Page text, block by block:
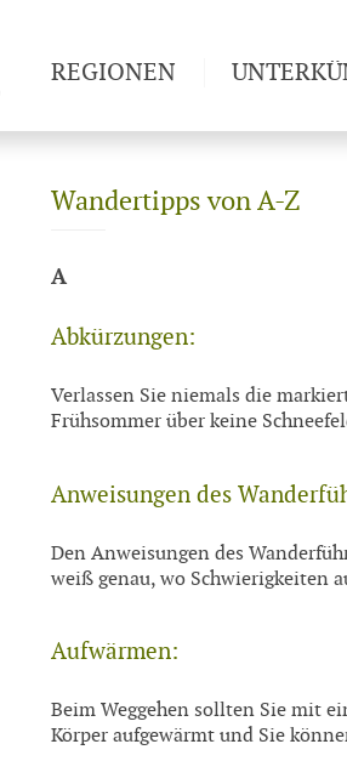
Wandertipps von A-Z
A
Abkürzungen:
Verlassen Sie niemals die
Frühsommer über keine
Anweisungen des
Den Anweisungen des
weiß genau, wo Schwierigkeiten
Aufwärmen:
Beim Weggehen sollten Sie mit
Körper aufgewärmt und Sie
REGIONEN